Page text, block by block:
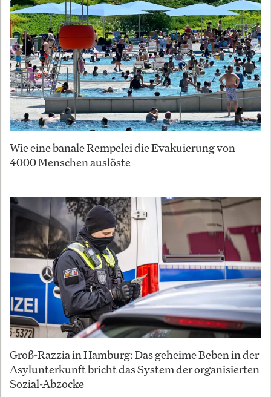
Wie eine banale Rempelei die Evakuierung von
4000 Menschen auslöste
Groß-Razzia in Hamburg: Das geheime Beben in der
Asylunterkunft bricht das System der organisierten
Sozial-Abzocke